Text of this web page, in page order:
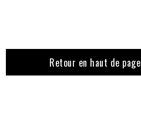
Retour en haut de page